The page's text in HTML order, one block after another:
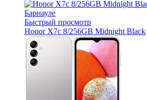
Быстрый просмотр
Honor X7c 8/256GB Midnight Black